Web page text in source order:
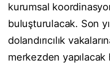
kurumsal
buluşturulacak. Son
dolandırıcılık
merkezden yapılacak